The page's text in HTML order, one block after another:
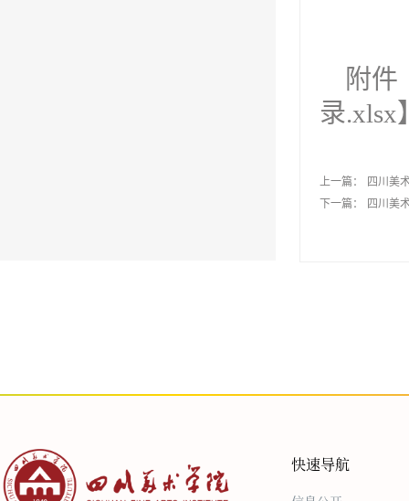
附件
录.xlsx
上一篇：
四川美
下一篇：
四川美